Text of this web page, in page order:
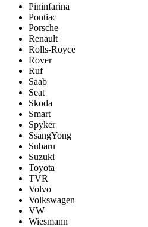
Pininfarina
Pontiac
Porsche
Renault
Rolls-Royce
Rover
Ruf
Saab
Seat
Skoda
Smart
Spyker
SsangYong
Subaru
Suzuki
Toyota
TVR
Volvo
Volkswagen
VW
Wiesmann